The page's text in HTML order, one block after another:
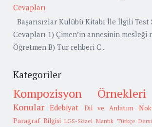
Cevapları
Başarısızlar Kulübü Kitabı İle İlgili Test
Cevapları 1) Çimen’in annesinin mesleği
Öğretmen B) Tur rehberi C...
Kategoriler
Kompozisyon Örnekleri
Konular Edebiyat Dil ve Anlatım
Paragraf Bilgisi LGS-Sözel Mantık Türkçe